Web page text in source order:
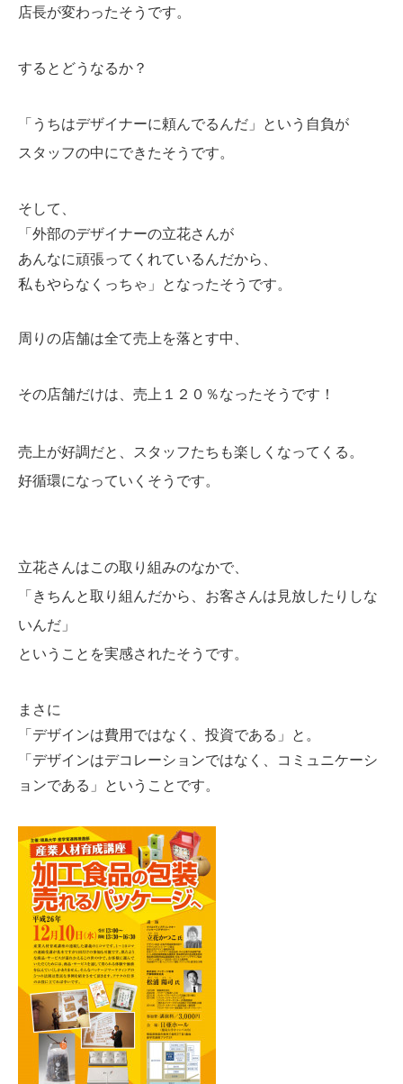
店長が変わったそうです。
するとどうなるか？
「うちはデザイナーに頼んでるんだ」という自負が
スタッフの中にできたそうです。
そして、
「外部のデザイナーの立花さんが
あんなに頑張ってくれているんだから、
私もやらなくっちゃ」となったそうです。
周りの店舗は全て売上を落とす中、
その店舗だけは、売上１２０％なったそうです！
売上が好調だと、スタッフたちも楽しくなってくる。
好循環になっていくそうです。
立花さんはこの取り組みのなかで、
「きちんと取り組んだから、お客さんは見放したりしな
いんだ」
ということを実感されたそうです。
まさに
「デザインは費用ではなく、投資である」と。
「デザインはデコレーションではなく、コミュニケーシ
ョンである」ということです。